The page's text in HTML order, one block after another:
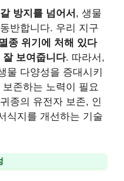
방지를 넘어서 , 생물
반합니다. 우리 지구
종 위기에 처해 있다
보여줍니다. 따라서,
물 다양성을 증대시키
존하는 노력이 필요
종의 유전자 보존, 인
식지를 개선하는 기술